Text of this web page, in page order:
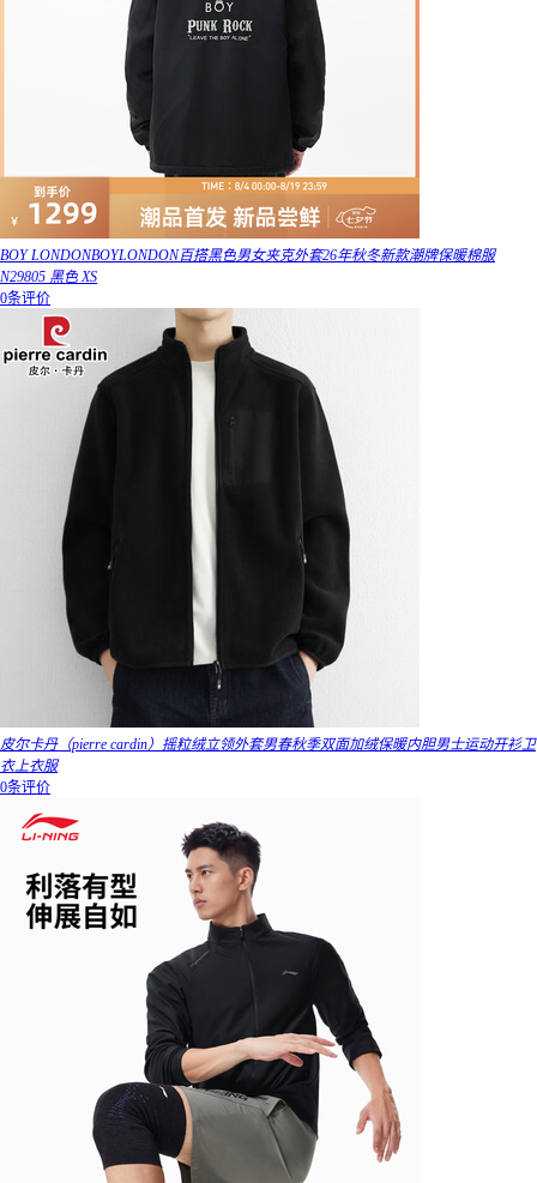
BOY LONDONBOYLONDON百搭黑色男女夹克外套26年秋冬新款潮牌保暖棉服
N29805 黑色 XS
0条评价
皮尔卡丹（pierre cardin）摇粒绒立领外套男春秋季双面加绒保暖内胆男士运动开衫卫
衣上衣服
0条评价